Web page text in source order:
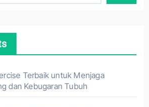
Terbaik untuk Menjaga
dan Kebugaran Tubuh